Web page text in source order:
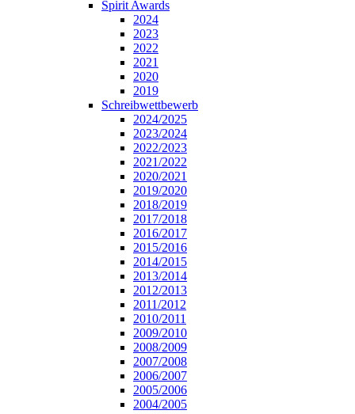
Spirit Awards
2024
2023
2022
2021
2020
2019
Schreibwettbewerb
2024/2025
2023/2024
2022/2023
2021/2022
2020/2021
2019/2020
2018/2019
2017/2018
2016/2017
2015/2016
2014/2015
2013/2014
2012/2013
2011/2012
2010/2011
2009/2010
2008/2009
2007/2008
2006/2007
2005/2006
2004/2005